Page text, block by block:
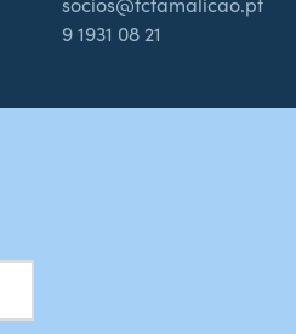
9 1931 08 21